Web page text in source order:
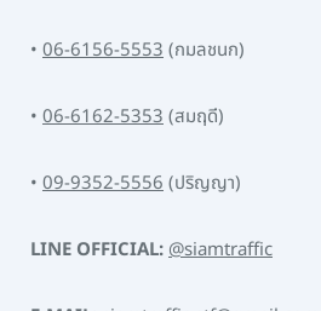
• 06-6156-5553(กมลชนก)
• 06-6162-5353(สมฤดี)
• 09-9352-5556(ปริญญา)
LINE OFFICIAL:@siamtraffic